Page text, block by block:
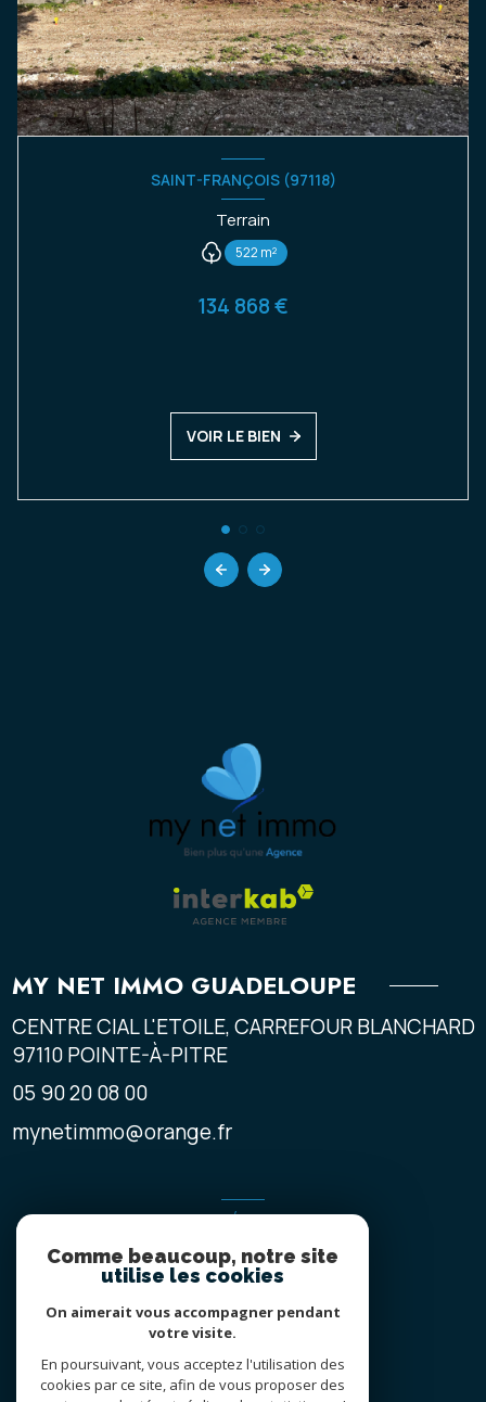
SAINT-FRANÇOIS (97118)
Terrain
522 m²
134 868 €
VOIR LE BIEN
MY NET IMMO GUADELOUPE
CENTRE CIAL L'ETOILE, CARREFOUR BLANCHARD
97110POINTE-À-PITRE
05 90 20 08 00
mynetimmo@orange.fr
ADHÉRENTS
NOUS ADHÉRONS
Comme beaucoup, notre site
utilise les cookies
On aimerait vous accompagner pendant
votre visite.
En poursuivant, vous acceptez l'utilisation des
cookies par ce site, afin de vous proposer des